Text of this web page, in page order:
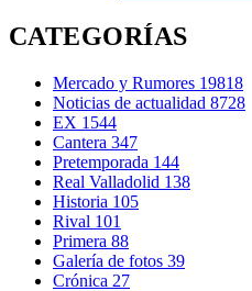
CATEGORÍAS
Mercado y Rumores 19818
Noticias de actualidad 8728
EX 1544
Cantera 347
Pretemporada 144
Real Valladolid 138
Historia 105
Rival 101
Primera 88
Galería de fotos 39
Crónica 27